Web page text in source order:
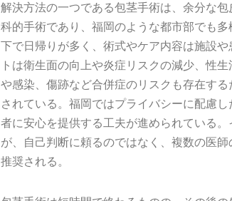
解決方法の一つである包茎手術は、余分な
科的手術であり、福岡のような都市部でも
下で日帰りが多く、術式やケア内容は施設
トは衛生面の向上や炎症リスクの減少、性
や感染、傷跡など合併症のリスクも存在す
されている。福岡ではプライバシーに配慮
者に安心を提供する工夫が進められている
が、自己判断に頼るのではなく、複数の医
推奨される。